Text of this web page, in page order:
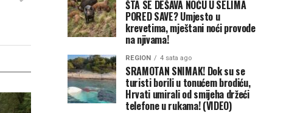
ŠTA SE DEŠAVA NOĆU U SELIMA
PORED SAVE? Umjesto u
krevetima, mještani noći provode
na njivama!
REGION 4 sata ago
SRAMOTAN SNIMAK! Dok su se
turisti borili u tonućem brodiću,
Hrvati umirali od smijeha držeći
telefone u rukama! (VIDEO)